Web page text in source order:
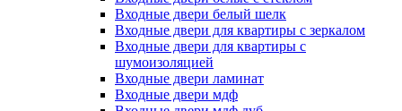
Входные двери белый шелк
Входные двери для квартиры с зеркалом
Входные двери для квартиры с
шумоизоляцией
Входные двери ламинат
Входные двери мдф